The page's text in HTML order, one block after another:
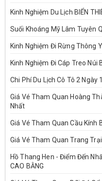
Kinh Nghiệm Du Lịch BIỂN
Suối Khoáng Mỹ Lâm Tuyên
Kinh Nghiệm Đi Rừng Thông
Kinh Nghiệm Đi Cáp Treo Núi
Chi Phí Du Lịch Cô Tô 2 Ngày
Giá Vé Tham Quan Hoàng
Nhất
Giá Vé Tham Quan Cầu Kính
Giá Vé Tham Quan Trang
Hồ Thang Hen - Điểm Đến
CAO BẰNG